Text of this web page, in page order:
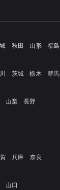
秋田 山形 福島
茨城 栃木 群馬
山梨 長野
兵庫 奈良
山口